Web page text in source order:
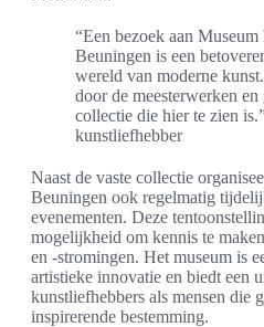
“Een bezoek aan
Beuningen is een
wereld van moderne
door de meesterwerken
collectie die hier te zien
kunstliefhebber
Naast de vaste collectie
Beuningen ook regelmatig
evenementen. Deze
mogelijkheid om kennis te
en -stromingen. Het museum is
artistieke innovatie en biedt een
kunstliefhebbers als mensen die
inspirerende bestemming.